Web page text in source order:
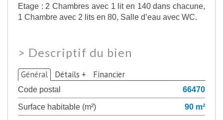
Etage : 2 Chambres avec 1 lit en 140 dans chacune,
1 Chambre avec 2 lits en 80, Salle d’eau avec WC.
> Descriptif du bien
Général Détails + Financier
Code postal
66470
Surface habitable (m²)
90 m²